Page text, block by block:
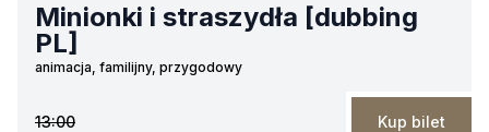
Minionki i straszydła [dubbing
PL]
animacja, familijny, przygodowy
13:00 Kup bilet